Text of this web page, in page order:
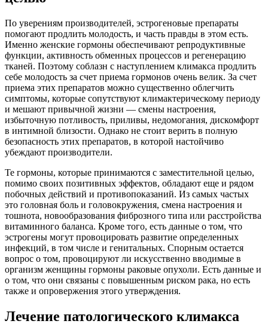
По уверениям производителей, эстрогеновые препараты
помогают продлить молодость, и часть правды в этом есть.
Именно женские гормоны обеспечивают репродуктивные
функции, активность обменных процессов и регенерацию
тканей. Поэтому соблазн с наступлением климакса продлить
себе молодость за счет приема гормонов очень велик. За счет
приема этих препаратов можно существенно облегчить
симптомы, которые сопутствуют климактерическому периоду
и мешают привычной жизни — смены настроения,
избыточную потливость, приливы, недомогания, дискомфорт
в интимной близости. Однако не стоит верить в полную
безопасность этих препаратов, в которой настойчиво
убеждают производители.
Те гормоны, которые принимаются с заместительной целью,
помимо своих позитивных эффектов, обладают еще и рядом
побочных действий и противопоказаний. Из самых частых
это головная боль и головокружения, смена настроения и
тошнота, новообразования фиброзного типа или расстройства
витаминного баланса. Кроме того, есть данные о том, что
эстрогены могут провоцировать развитие определенных
инфекций, в том числе и генитальных. Спорным остается
вопрос о том, провоцируют ли искусственно вводимые в
организм женщины гормоны раковые опухоли. Есть данные и
о том, что они связаны с повышенным риском рака, но есть
также и опровержения этого утверждения.
Лечение патологического климакса